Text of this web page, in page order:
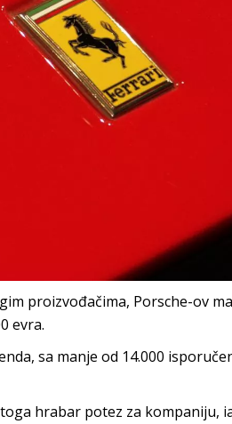
proizvođačima, Porsche-ov
evra.
sa manje od 14.000
hrabar potez za kompaniju,